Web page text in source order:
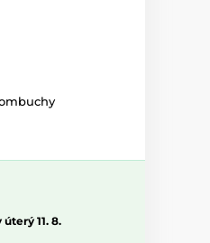
úterý 11. 8.